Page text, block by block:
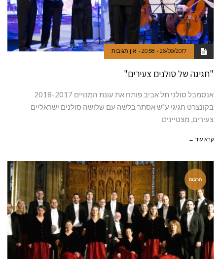
26/09/2017
20:58 אין תגובות
"חגיגה של סולנים צעירים"
אנסמבל סולני תל אביב פותח את עונת המנויים 2018-2017
בקונצרט חגיגי ע"ש אסתר בלשה עם שלושה סולנים ישראליים
צעירים, מצטיינים
קרא עוד ←
תרבות